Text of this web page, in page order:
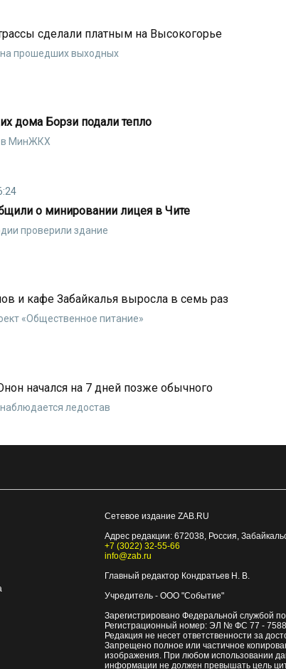
сделали платным на Высокогорье
на прошедших выходных
дома Борзи подали тепло
в МинЖКХ
о минировании лицея в Чите
проверили здание
и кафе Забайкалья выросла в семь раз
«Общественное питание»
начался на 7 дней позже обычного
ледостав
Сетевое издание ZAB.RU
Адрес редакции: 672038, Россия,
+7 (3022) 32-55-66
info@zab.ru
Главный редактор Кондратьев Н. В.
Учредитель - ООО "Событие"
Зарегистрировано Федеральной службой
Регистрационный номер: ЭЛ № ФС 77 -
Редакция не несет ответственности за
Запрещено полное или частичное
изображения. При любом использовании
информации не должен превышать цель